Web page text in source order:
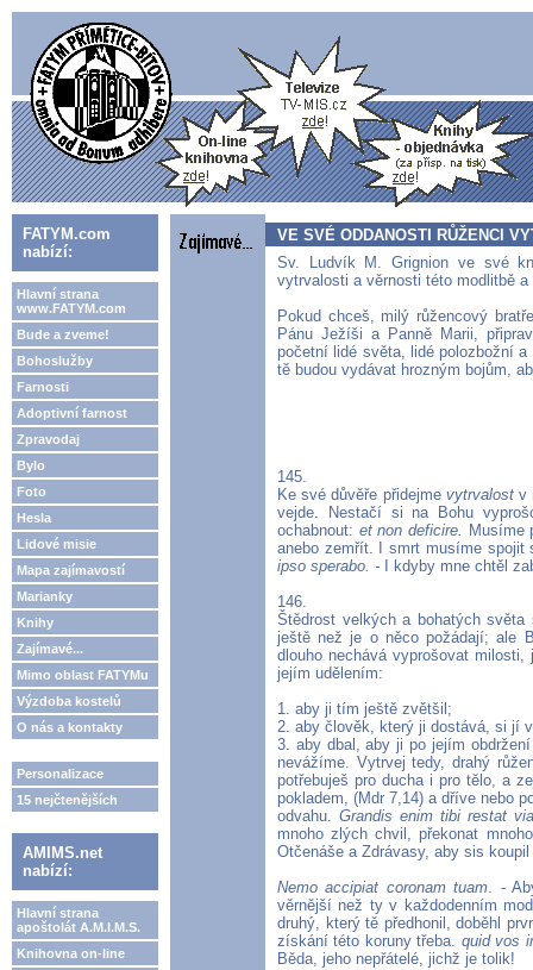
FATYM.com
nabízí:
Hlavní strana
www.FATYM.com
Bude a zveme!
Bohoslužby
Farnosti
Adoptivní farnost
Zpravodaj
Bylo
Foto
Hesla
Lidové misie
Mapa zajímavostí
Marianky
Knihy
Zajímavé...
Mimo oblast FATYMu
Výzdoba kostelů
O nás a kontakty
Personalizace
15 nejčtenějších
AMIMS.net
nabízí:
Hlavní strana
apoštolát A.M.I.M.S.
Knihovna on-line
VE SVÉ ODDANOSTI RŮŽENCI
Sv. Ludvík M. Grignion ve své
vytrvalosti a věrnosti této modlitbě
Pokud chceš, milý růžencový
Pánu Ježíši a Panně Marii,
početní lidé světa, lidé polozbožní
tě budou vydávat hrozným bojům,
145.
Ke své důvěře přidejme vytrvalostv
vejde. Nestačí si na Bohu
ochabnout: et non deficire. Musíme
anebo zemřít. I smrt musíme
ipso sperabo. -
I kdyby mne chtěl
146.
Štědrost velkých a bohatých
ještě než je o něco požádají; ale
dlouho nechává vyprošovat
jejím udělením:
1. aby ji tím ještě zvětšil;
2. aby člověk, který ji dostává, si jí
3. aby dbal, aby ji po jejím
nevážíme. Vytrvej tedy, drahý
potřebuješ pro ducha i pro tělo, a
pokladem, (Mdr 7,14) a dříve nebo
odvahu. Grandis enim tibi restat
mnoho zlých chvil, překonat
Otčenáše a Zdrávasy, aby sis
Nemo accipiat coronam tuam. -
věrnější než ty v každodenním
druhý, který tě předhonil, doběhl
získání této koruny třeba. quid vos
Běda, jeho nepřátelé, jichž je tolik!